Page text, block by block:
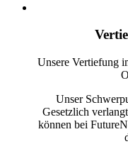
Unsere Vertiefung
Unser
Gesetzlich
können bei